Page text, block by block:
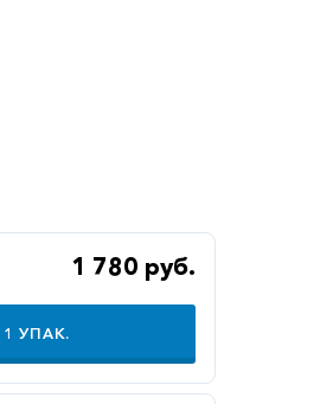
1 780 руб.
1 УПАК.